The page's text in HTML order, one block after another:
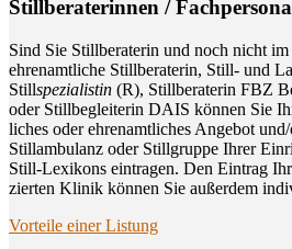
Still­be­ra­te­rin­nen /
Sind Sie Still­be­ra­te­rin und noch nicht
ehren­amt­li­che Still­be­ra­te­rin, Still- und
Stillspe­zia­lis­tin (R), Still­be­ra­te­rin FBZ
oder Still­be­glei­te­rin DAIS kön­nen Sie
li­ches oder ehren­amt­li­ches Ange­bot
Still­am­bu­lanz oder Still­grup­pe Ihrer
Still-Lexi­kons ein­tra­gen. Den Ein­trag
zier­ten Kli­nik kön­nen Sie außer­dem
Vor­tei­le einer Listung